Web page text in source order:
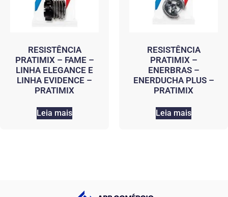
RESISTÊNCIA
PRATIMIX – FAME –
LINHA ELEGANCE E
LINHA EVIDENCE –
PRATIMIX
Leia mais
RESISTÊNCIA
PRATIMIX –
ENERBRAS –
ENERDUCHA PLUS –
PRATIMIX
Leia mais